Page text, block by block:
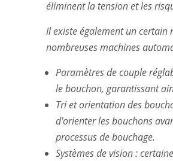
éliminent la tension et les
Il existe également un
nombreuses machines
Paramètres de couple
le bouchon, garantissant
Tri et orientation des
d'orienter les bouchons
processus de bouchage.
Systèmes de vision :